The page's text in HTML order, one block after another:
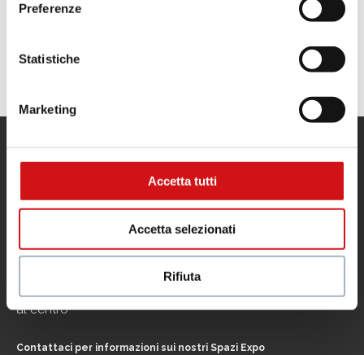
Preferenze
Statistiche
Marketing
Accetta tutti
Accetta selezionati
Rifiuta
Menu
Orari
Eventi
Promozioni
Il tuo business
al centro
Informazioni utili
Contatti
Informativa privacy
Note legali
Contattaci per informazioni sui nostri Spazi Expo